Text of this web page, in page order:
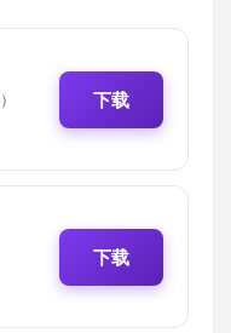
） 下载
下载